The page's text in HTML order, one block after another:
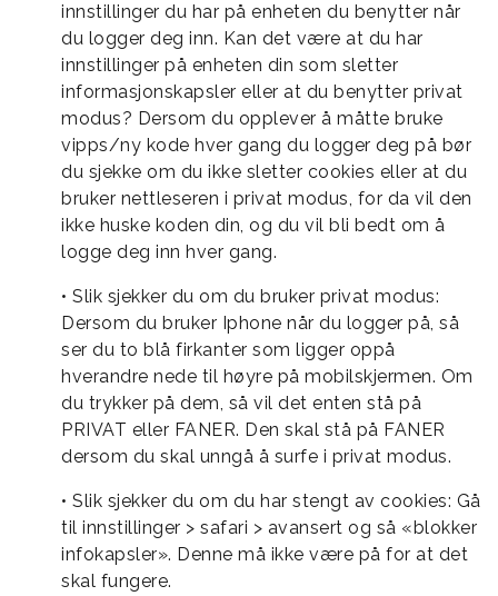
innstillinger du har på enheten du benytter når
du logger deg inn. Kan det være at du har
innstillinger på enheten din som sletter
informasjonskapsler eller at du benytter privat
modus? Dersom du opplever å måtte bruke
vipps/ny kode hver gang du logger deg på bør
du sjekke om du ikke sletter cookies eller at du
bruker nettleseren i privat modus, for da vil den
ikke huske koden din, og du vil bli bedt om å
logge deg inn hver gang.
• Slik sjekker du om du bruker privat modus:
Dersom du bruker Iphone når du logger på, så
ser du to blå firkanter som ligger oppå
hverandre nede til høyre på mobilskjermen. Om
du trykker på dem, så vil det enten stå på
PRIVAT eller FANER. Den skal stå på FANER
dersom du skal unngå å surfe i privat modus.
• Slik sjekker du om du har stengt av cookies: Gå
til innstillinger > safari > avansert og så «blokker
infokapsler». Denne må ikke være på for at det
skal fungere.